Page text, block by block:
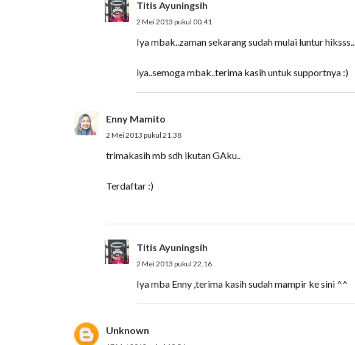
Titis Ayuningsih
2 Mei 2013 pukul 00.41
Iya mbak..zaman sekarang sudah mulai luntur hiksss..
iya..semoga mbak..terima kasih untuk supportnya :)
Enny Mamito
2 Mei 2013 pukul 21.38
trimakasih mb sdh ikutan GAku..
Terdaftar :)
Titis Ayuningsih
2 Mei 2013 pukul 22.16
Iya mba Enny ,terima kasih sudah mampir ke sini ^^
Unknown